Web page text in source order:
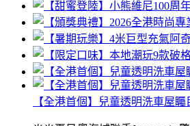
【全港首個】兒童透明洗車屋矚